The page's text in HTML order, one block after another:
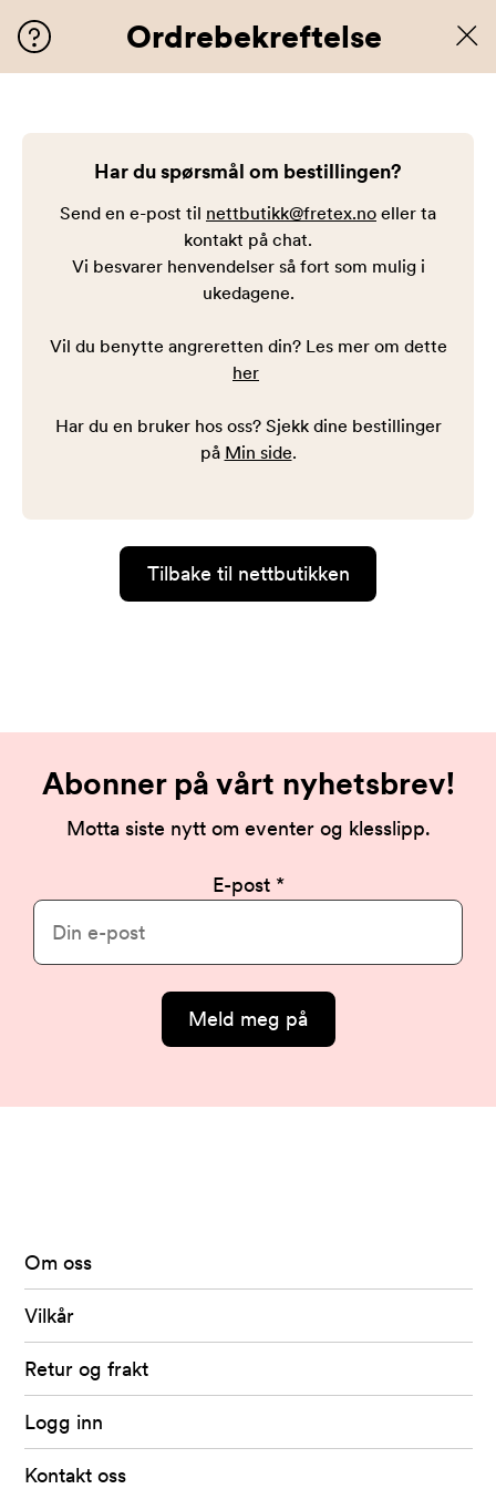
Ordrebekreftelse
Har du spørsmål om bestillingen?
Send en e-post til nettbutikk@fretex.no eller ta
kontakt på chat.
Vi besvarer henvendelser så fort som mulig i
ukedagene.
Vil du benytte angreretten din? Les mer om dette
her
Har du en bruker hos oss? Sjekk dine bestillinger
på Min side.
Tilbake til nettbutikken
Abonner på vårt nyhetsbrev!
Motta siste nytt om eventer og klesslipp.
E-post
Meld meg på
av
Fretex
Om oss
Vilkår
Retur og frakt
Logg inn
Kontakt oss